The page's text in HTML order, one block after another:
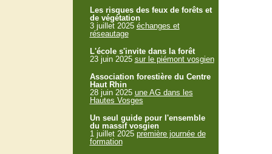
Les risques des feux de forêts et
de végétation
3 juillet 2025 échanges et
réseautage
L'école s'invite dans la forêt
23 juin 2025 sur le piémont vosgien
Association forestière du Centre
Haut Rhin
28 juin 2025 une AG dans les
Hautes Vosges
Un seul guide pour l'ensemble
du massif vosgien
1 juillet 2025 première journée de
formation